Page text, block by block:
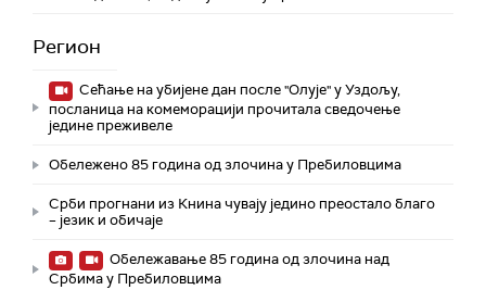
Регион
Сећање на убијене дан после "Олује" у Уздољу,
посланица на комеморацији прочитала сведочење
једине преживеле
Обележено 85 година од злочина у Пребиловцима
Срби прогнани из Книна чувају једино преостало благо
– језик и обичаје
Обележавање 85 година од злочина над
Србима у Пребиловцима